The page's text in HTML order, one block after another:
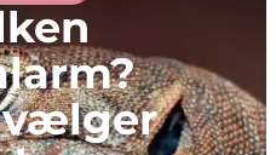
vælger